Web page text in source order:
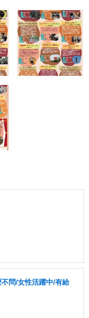
問/女性活躍中/有給